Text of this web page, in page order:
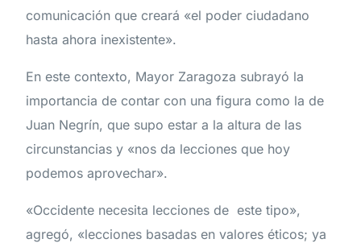
comunicación que creará «el poder ciudadano
hasta ahora inexistente».
En este contexto, Mayor Zaragoza subrayó la
importancia de contar con una figura como la de
Juan Negrín, que supo estar a la altura de las
circunstancias y «nos da lecciones que hoy
podemos aprovechar».
«Occidente necesita lecciones de este tipo»,
agregó, «lecciones basadas en valores éticos; ya